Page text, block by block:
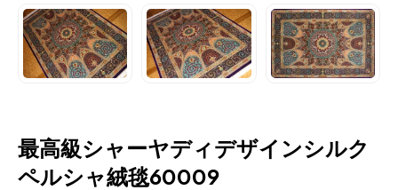
最高級シャーヤディデザインシルク
ペルシャ絨毯60009